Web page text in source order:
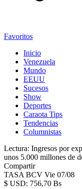
Favoritos
Inicio
Venezuela
Mundo
EEUU
Sucesos
Show
Deportes
Caraota Tips
Tendencias
Columnistas
Lectura: Ingresos por
unos 5.000 millones de
Compartir
TASA BCV Vie 07/08
$ USD: 756,70 Bs